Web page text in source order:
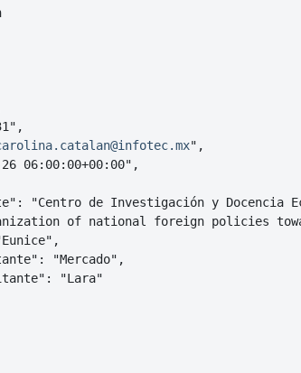
",
06:00:00+00:00",
"Centro de Investigación y Docencia
of national foreign policies
"Mercado",
"Lara"